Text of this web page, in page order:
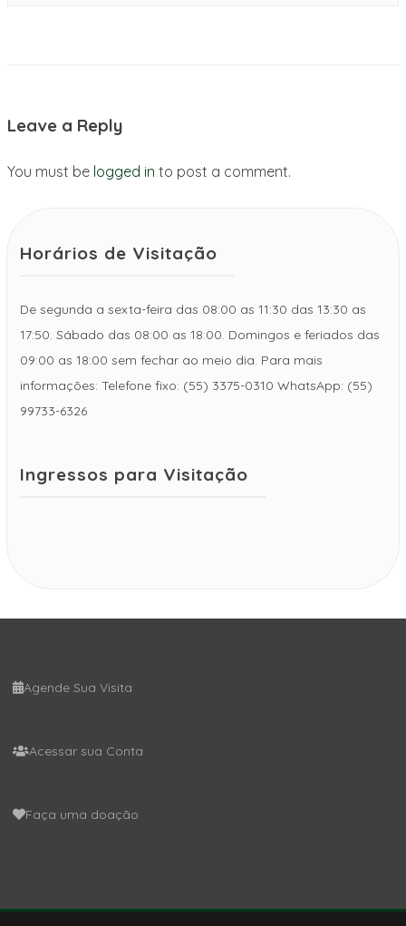
Leave a Reply
You must be logged in to post a comment.
Horários de Visitação
De segunda a sexta-feira das 08:00 as 11:30 das 13:30 as
17:50. Sábado das 08:00 as 18:00. Domingos e feriados das
09:00 as 18:00 sem fechar ao meio dia. Para mais
informações: Telefone fixo: (55) 3375-0310 WhatsApp: (55)
99733-6326
Ingressos para Visitação
Agende Sua Visita
Acessar sua Conta
Faça uma doação